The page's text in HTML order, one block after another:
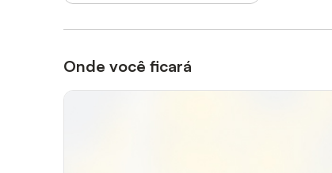
Onde você ficará